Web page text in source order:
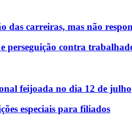
das carreiras, mas não
perseguição contra
feijoada no dia 12 de julho
especiais para filiados